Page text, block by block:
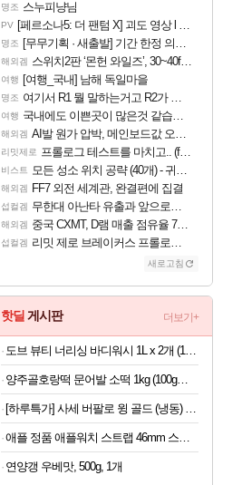
명조 스누피냥님
PV [페르소나5: 더 팬텀 X] 괴도 영상 l 타카마키 안·댄싱 스타
명조 [무무기획 · 새출발] 기간 한정 의뢰 이벤트
해외겜 스위치2판 ‘몬헌 와일즈’, 30~40fps 목표 추정
여행 [여행_국내] 남해 독일마을
명조 여기서 R1 뭘 말하는거고 R2가 뭘말하는걸까요?
여행 국내에도 이쁜곳이 많은것 같습니다
해외겜 AI발 원가 압박, 메인보드값 오르나
리밋제로 프롤로그 테스트를 마치고.. (feat. 리아)
비스트 모든 성소 위치 공략 (40개) - 귀환한 영혼 도전과제
해외겜 FF7 외전 세계관, 완결편에 집결
섭컬겜 무한대 아난타 유출과 앞으로의 예상 (루머)
해외겜 중국 CXMT, D램 매출 점유율 7%…글로벌 4위로 부상
섭컬겜 리밋 제로 브레이커스 프롤로그 테스트 후기 영상 업로드
새로고침
핫딜 게시판 더보기+
양주골호랑떡 문어발 소떡 1kg (100g당 1,340원)
연양갱 우베맛, 500g, 1개